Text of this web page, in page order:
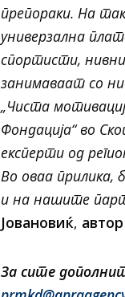
препораки. На
универзална
спортисти,
занимаваат со
„Чиста
Фондација“ во
експерти од
Во оваа прилика,
и на нашите
Јовановиќ,
За сите